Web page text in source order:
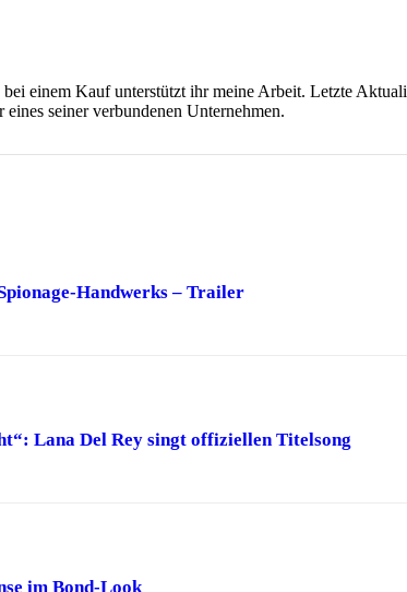
einem Kauf unterstützt ihr meine Arbeit. Letzte
seiner verbundenen Unternehmen.
Handwerks – Trailer
Lana Del Rey singt offiziellen Titelsong
im Bond-Look